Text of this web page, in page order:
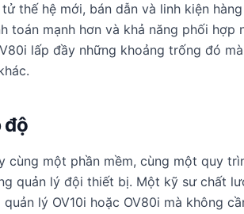
thế hệ mới, bán dẫn và linh kiện
toán mạnh hơn và khả năng phối hợp
lấp đầy những khoảng trống đó
độ
cùng một phần mềm, cùng một quy
quản lý đội thiết bị. Một kỹ sư chất
lý OV10i hoặc OV80i mà không